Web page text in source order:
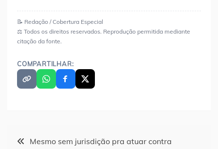
📝 Redação / Cobertura Especial
⚖️ Todos os direitos reservados. Reprodução permitida mediante
citação da fonte.
COMPARTILHAR:
Navegação
Mesmo sem jurisdição pra atuar contra